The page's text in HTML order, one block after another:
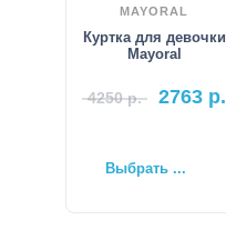
MAYORAL
Куртка для девочки
Mayoral
4250р. 2763 р.
Выбрать ...